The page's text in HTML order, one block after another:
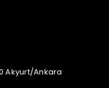
Akyurt/Ankara